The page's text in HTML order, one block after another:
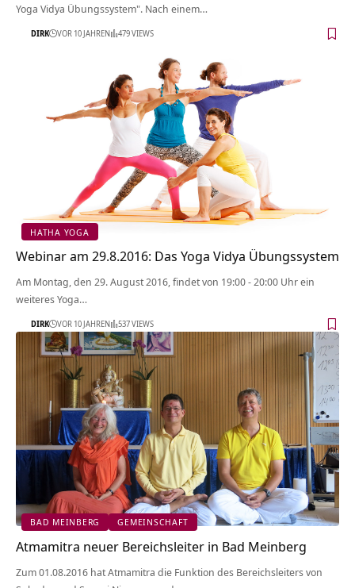
Yoga Vidya Übungssystem". Nach einem…
DIRK VOR 10 JAHREN 479 VIEWS
HATHA YOGA
Webinar am 29.8.2016: Das Yoga Vidya Übungssystem
Am Montag, den 29. August 2016, findet von 19:00 - 20:00 Uhr ein
weiteres Yoga…
DIRK VOR 10 JAHREN 537 VIEWS
BAD MEINBERG GEMEINSCHAFT
Atmamitra neuer Bereichsleiter in Bad Meinberg
Zum 01.08.2016 hat Atmamitra die Funktion des Bereichsleiters von